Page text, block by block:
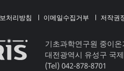
처리방침 이메일수집거부 저작권
기초과학연구원 중이
대전광역시 유성구 국
(Tel) 042-878-8701